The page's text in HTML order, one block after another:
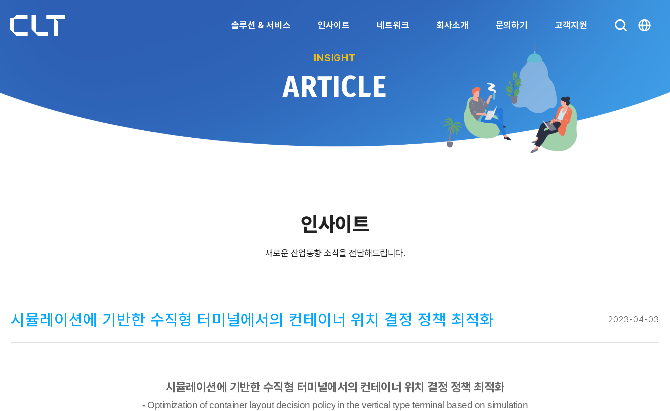
솔루션 & 서비스 인사이트 네트워크 회사소개 문의하기 고객지원
INSIGHT
ARTICLE
인사이트
새로운 산업동향 소식을 전달해드립니다.
시뮬레이션에 기반한 수직형 터미널에서의 컨테이너 위치 결정 정책 최적화 2023-04-03
시뮬레이션에 기반한 수직형 터미널에서의 컨테이너 위치 결정 정책 최적화
- Optimization of container layout decision policy in the vertical type terminal based on simulation